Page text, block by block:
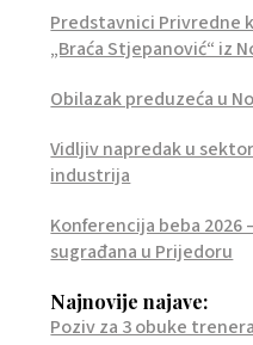
Predstavnici Privredne
„Braća Stjepanović“ iz
Obilazak preduzeća u
Vidljiv napredak u
industrija
Konferencija beba 2026
sugrađana u Prijedoru
Najnovije najave:
Poziv za 3 obuke